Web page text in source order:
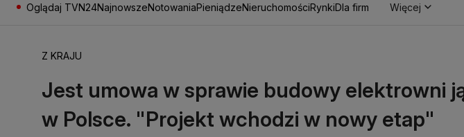
Oglądaj TVN24NajnowszeNotowaniaPieniądzeNieruchomościRynkiDla firm Więcej
Z KRAJU
Jest umowa w sprawie budowy elektrowni
w Polsce. "Projekt wchodzi w nowy etap"